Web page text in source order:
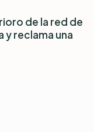
de la red de
reclama una